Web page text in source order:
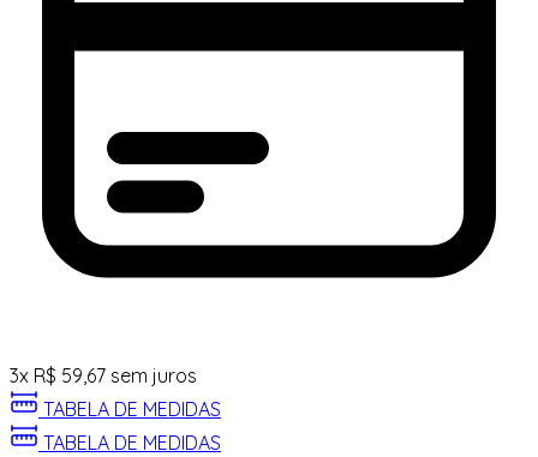
3x R$ 59,67 sem juros
TABELA DE MEDIDAS
TABELA DE MEDIDAS